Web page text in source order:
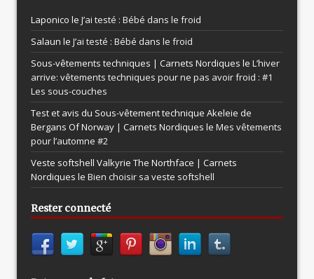
Laponico le J’ai testé : Bébé dans le froid
Salaun le J’ai testé : Bébé dans le froid
Sous-vêtements techniques | Carnets Nordiques le L’hiver
arrive: vêtements techniques pour ne pas avoir froid : #1
Les sous-couches
Test et avis du Sous-vêtement technique Akeleie de
Bergans Of Norway | Carnets Nordiques le Mes vêtements
pour l’automne #2
Veste softshell Valkyrie The Northface | Carnets
Nordiques le Bien choisir sa veste softshell
Rester connecté